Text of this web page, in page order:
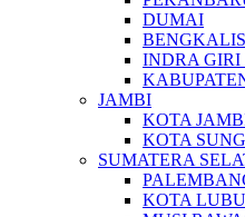
DUMAI
BENGKALIS
INDRA
JAMBI
KOTA
KOTA
SUMATERA
KOTA